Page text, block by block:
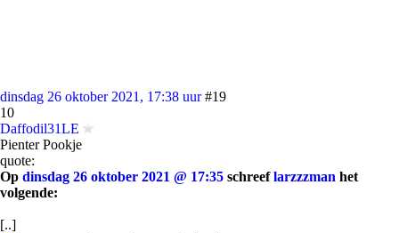
dinsdag 26 oktober 2021, 17:38 uur #19
10
Daffodil31LE
Pienter Pookje
quote:
Op dinsdag 26 oktober 2021 @ 17:35 schreeflarzzzman het
volgende:
[..]